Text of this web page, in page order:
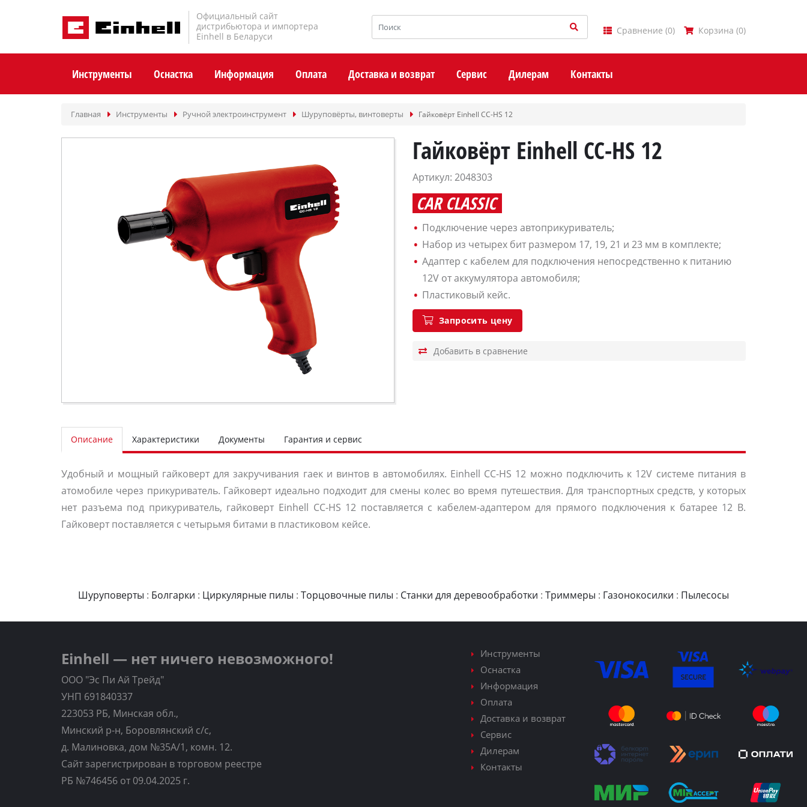
Официальный сайт
дистрибьютора и импортера
Einhell в Беларуси
Инструменты Оснастка Информация Оплата Доставка и возврат Сервис Дилерам Контакты
Сравнение (0) Корзина (0)
Главная Инструменты Ручной электроинструмент Шуруповёрты, винтоверты Гайковёрт Einhell CC-HS 12
Гайковёрт Einhell CC-HS 12
Артикул: 2048303
CAR CLASSIC
Подключение через автоприкуриватель;
Набор из четырех бит размером 17, 19, 21 и 23 мм в комплекте;
Адаптер с кабелем для подключения непосредственно к питанию
12V от аккумулятора автомобиля;
Пластиковый кейс.
Запросить цену
Описание Характеристики Документы Гарантия и сервис
Удобный и мощный гайковерт для закручивания гаек и винтов в автомобилях. Einhell CC-HS 12 можно подключить к 12V системе питания в
атомобиле через прикуриватель. Гайковерт идеально подходит для смены колес во время путешествия. Для транспортных средств, у которых
нет разъема под прикуриватель, гайковерт Einhell CC-HS 12 поставляется с кабелем-адаптером для прямого подключения к батарее 12 В.
Гайковерт поставляется с четырьмя битами в пластиковом кейсе.
Шуруповерты : Болгарки : Циркулярные пилы : Торцовочные пилы : Станки для деревообработки : Триммеры : Газонокосилки : Пылесосы
Einhell — нет ничего невозможного!
ООО "Эс Пи Ай Трейд"
УНП 691840337
223053 РБ, Минская обл.,
Минский р-н, Боровлянский с/с,
д. Малиновка, дом №35A/1, комн. 12.
Сайт зарегистрирован в торговом реестре
РБ №746456 от 09.04.2025 г.
Инструменты
Оснастка
Информация
Оплата
Доставка и возврат
Сервис
Дилерам
Контакты